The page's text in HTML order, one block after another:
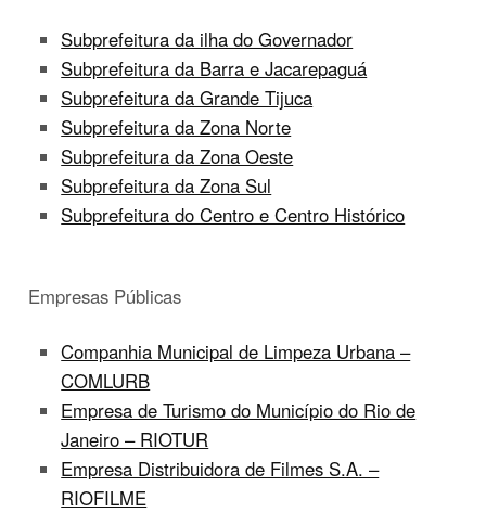
Subprefeitura da ilha do Governador
Subprefeitura da Barra e Jacarepaguá
Subprefeitura da Grande Tijuca
Subprefeitura da Zona Norte
Subprefeitura da Zona Oeste
Subprefeitura da Zona Sul
Subprefeitura do Centro e Centro Histórico
Empresas Públicas
Companhia Municipal de Limpeza Urbana –
COMLURB
Empresa de Turismo do Município do Rio de
Janeiro – RIOTUR
Empresa Distribuidora de Filmes S.A. –
RIOFILME